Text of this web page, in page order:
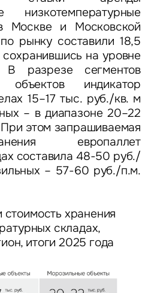
Москве и Московской
рынку составили 18,5
на уровне
разрезе сегментов
индикатор
15–17 тыс. руб./кв. м
– в диапазоне 20–22
этом запрашиваемая
европаллет
составила 48-50 руб./
– 57-60 руб./п.м.
хранения
складах,
итоги 2025 года